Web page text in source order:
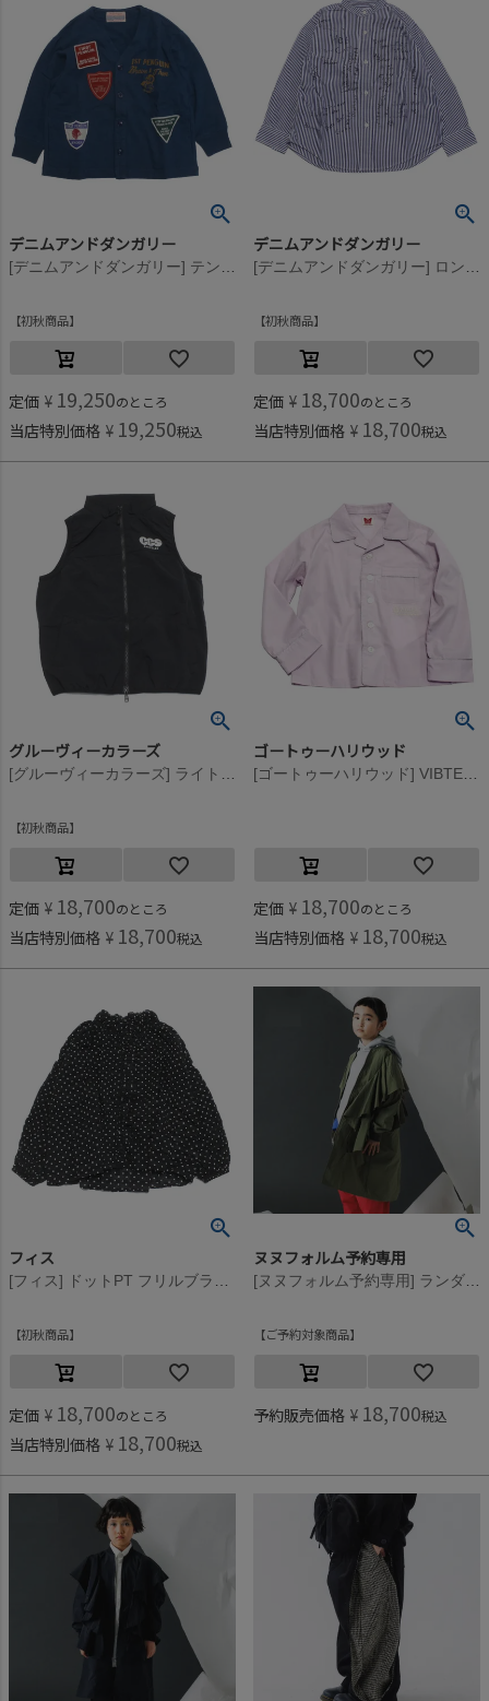
デニムアンドダンガリー
初秋商品
定価 ¥ 19,250のところ
当店特別価格 ¥ 19,250税込
デニムアンドダンガリー
初秋商品
定価 ¥ 18,700のところ
当店特別価格 ¥ 18,700税込
グルーヴィーカラーズ
初秋商品
定価 ¥ 18,700のところ
当店特別価格 ¥ 18,700税込
ゴートゥーハリウッド
定価 ¥ 18,700のところ
当店特別価格 ¥ 18,700税込
フィス
初秋商品
定価 ¥ 18,700のところ
当店特別価格 ¥ 18,700税込
ヌヌフォルム予約専用
ご予約対象商品
予約販売価格 ¥ 18,700税込